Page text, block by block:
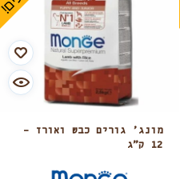
מונג’ גורים כבש ואורז –
12 ק”ג